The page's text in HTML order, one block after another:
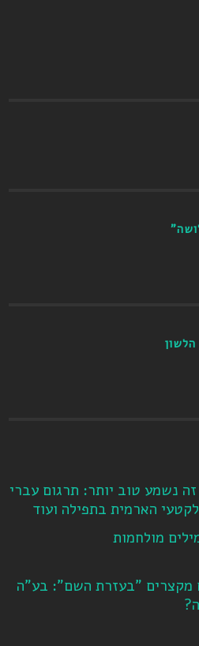
נשמע טוב יותר: תרגום עברי
הארמית בתפילה ועוד
מקצרים "בעזרת השם": בע"ה